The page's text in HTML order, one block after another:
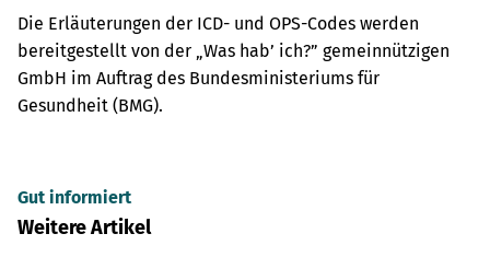
Die Erläuterungen der ICD- und OPS-Codes werden
bereitgestellt von der „Was hab’ ich?” gemeinnützigen
GmbH im Auftrag des Bundesministeriums für
Gesundheit (BMG).
Gut informiert
Weitere Artikel